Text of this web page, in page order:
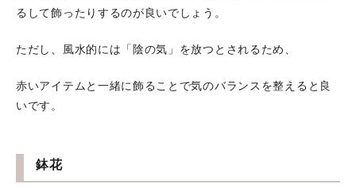
るして飾ったりするのが良いでしょう。
ただし、風水的には「陰の気」を放つとされるため、
赤いアイテムと一緒に飾ることで気のバランスを整えると良
いです。
鉢花